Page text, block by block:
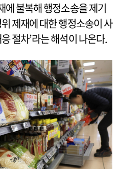
에 불복해 행정소송을 제기
제재에 대한 행정소송이 사
절차’라는 해석이 나온다.